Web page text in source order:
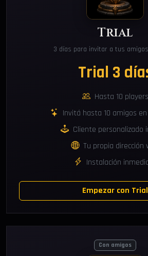
Trial
3 días para invitar a tus
Trial 3
Hasta 10 players
Invitá hasta 10 amigos
Cliente personalizado
Tu propia dirección
Instalación
Empezar con Trial
Con amigos